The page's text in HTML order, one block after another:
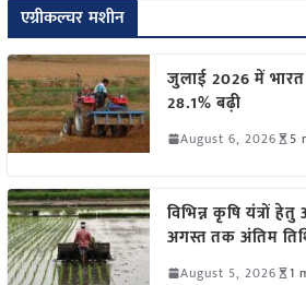
एग्रीकल्चर मशीन
जुलाई 2026 में भारत
28.1% बढ़ी
August 6, 2026 5
विभिन्न कृषि यंत्रों
अगस्त तक अंतिम
August 5, 2026 1